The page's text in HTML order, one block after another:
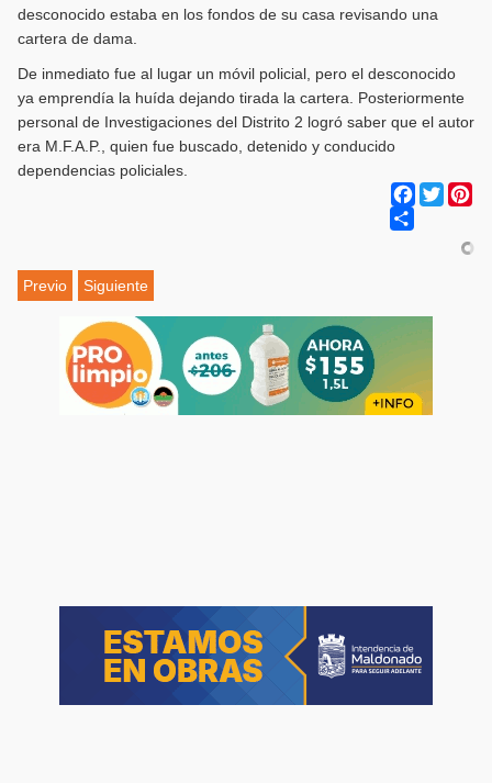
desconocido estaba en los fondos de su casa revisando una
cartera de dama.
De inmediato fue al lugar un móvil policial, pero el desconocido
ya emprendía la huída dejando tirada la cartera. Posteriormente
personal de Investigaciones del Distrito 2 logró saber que el autor
era M.F.A.P., quien fue buscado, detenido y conducido
dependencias policiales.
Facebook
Twitter
Previo Siguiente